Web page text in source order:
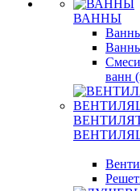
ВАННЫ
ванн